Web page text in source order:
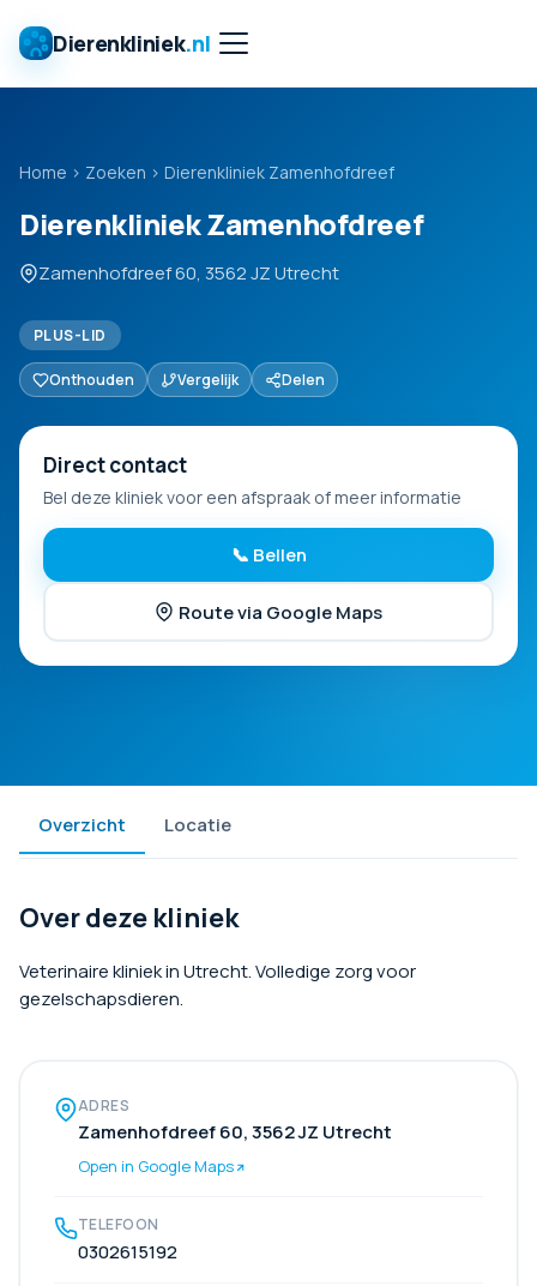
Dierenkliniek.nl
Home › Zoeken › Dierenkliniek Zamenhofdreef
Dierenkliniek Zamenhofdreef
Zamenhofdreef 60, 3562 JZ Utrecht
PLUS-LID
Onthouden Vergelijk Delen
Direct contact
Bel deze kliniek voor een afspraak of meer informatie
📞 Bellen
Route via Google Maps
Overzicht Locatie
Over deze kliniek
Veterinaire kliniek in Utrecht. Volledige zorg voor
gezelschapsdieren.
ADRES
Zamenhofdreef 60, 3562 JZ Utrecht
Open in Google Maps
TELEFOON
0302615192